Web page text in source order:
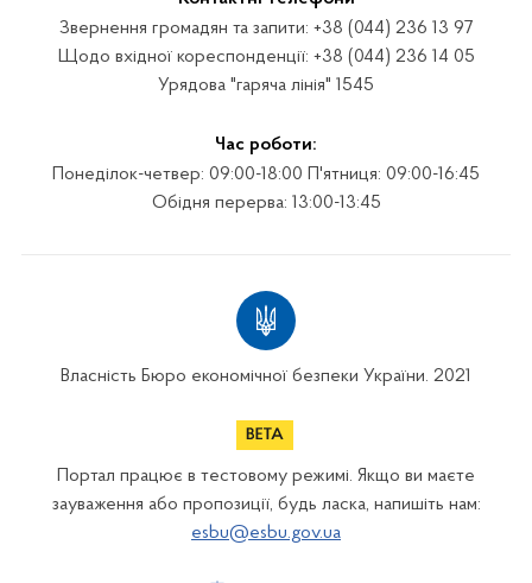
Звернення громадян та запити: +38 (044) 236 13 97
Щодо вхідної кореспонденції: +38 (044) 236 14 05
Урядова "гаряча лінія" 1545
Час роботи:
Понеділок-четвер: 09:00-18:00 П'ятниця: 09:00-16:45
Обідня перерва: 13:00-13:45
Власність Бюро економічної безпеки України. 2021
Портал працює в тестовому режимі. Якщо ви маєте
зауваження або пропозиції, будь ласка, напишіть нам:
esbu@esbu.gov.ua